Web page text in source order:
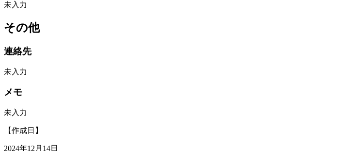
未入力
その他
連絡先
未入力
メモ
未入力
【作成日】
2024年12月14日